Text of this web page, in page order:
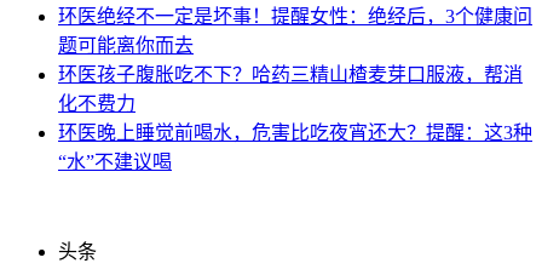
环医绝经不一定是坏事！提醒女性：绝经后，3个健康问
题可能离你而去
环医孩子腹胀吃不下？哈药三精山楂麦芽口服液，帮消
化不费力
环医晚上睡觉前喝水，危害比吃夜宵还大？提醒：这3种
“水”不建议喝
头条